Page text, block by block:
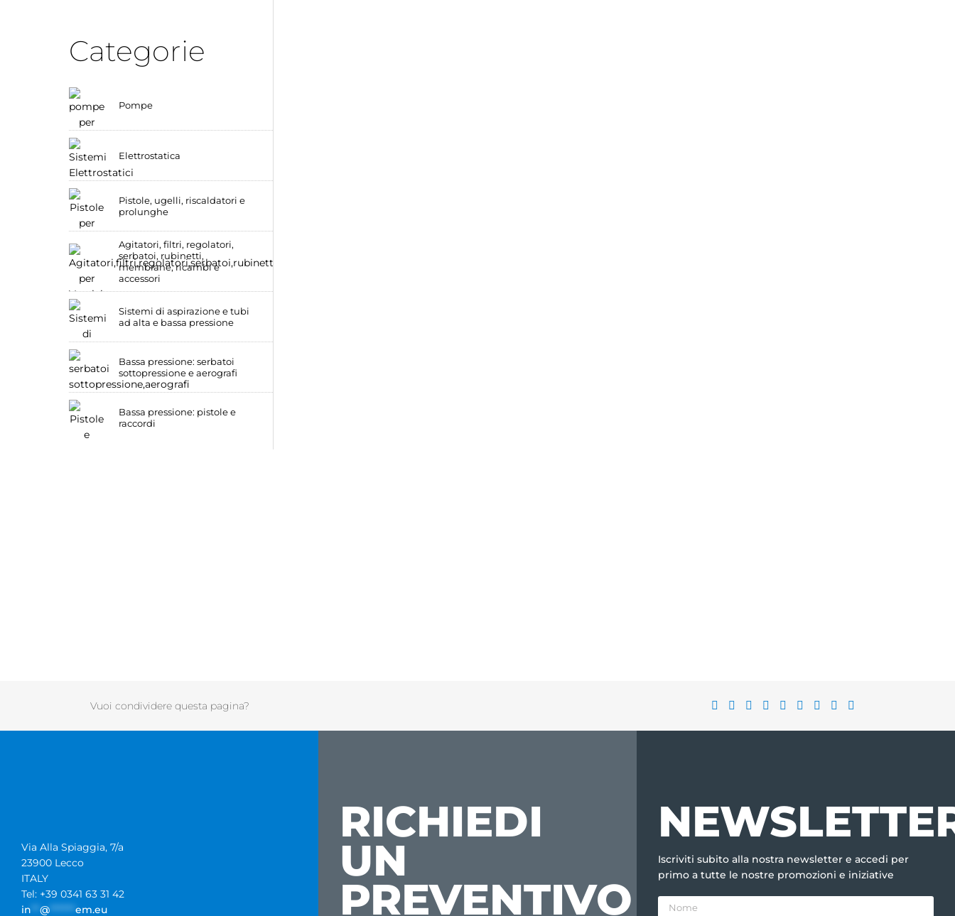
Categorie
Pompe
Elettrostatica
Pistole, ugelli, riscaldatori e
prolunghe
Agitatori, filtri, regolatori,
serbatoi, rubinetti,
membrane, ricambi e
accessori
Sistemi di aspirazione e tubi
ad alta e bassa pressione
Bassa pressione: serbatoi
sottopressione e aerografi
Bassa pressione: pistole e
raccordi
Vuoi condividere questa pagina?
Via Alla Spiaggia, 7/a
23900 Lecco
ITALY
Tel: +39 0341 63 31 42
in
@ ****** em.eu
RICHIEDI
UN
PREVENTIVO
Iscriviti subito alla nostra newsletter e accedi per
primo a tutte le nostre promozioni e iniziative